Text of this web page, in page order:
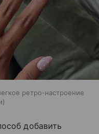
ретро-настроение
добавить